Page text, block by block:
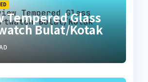
Tempered Glass
Bulat/Kotak